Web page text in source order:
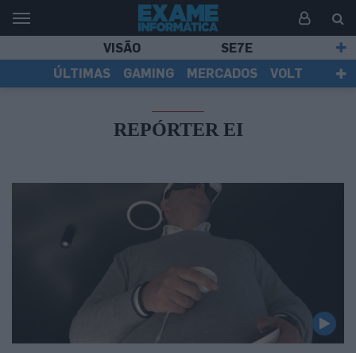
VISÃO
SE7E
ÚLTIMAS
GAMING MERCADOS
VOLT
REPÓRTER EI